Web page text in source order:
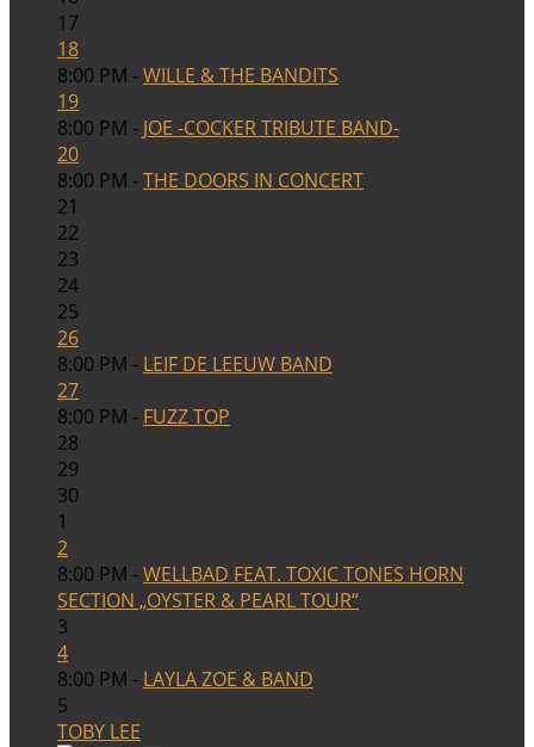
17
18
8:00 PM -WILLE & THE BANDITS
19
8:00 PM - JOE -COCKER TRIBUTE BAND-
20
8:00 PM -THE DOORS IN CONCERT
21
22
23
24
25
26
8:00 PM - LEIF DE LEEUW BAND
27
8:00 PM - FUZZ TOP
28
29
30
1
2
8:00 PM -WELLBAD FEAT. TOXIC TONES HORN
SECTION „OYSTER & PEARL TOUR“
3
4
8:00 PM - LAYLA ZOE & BAND
5
TOBY LEE